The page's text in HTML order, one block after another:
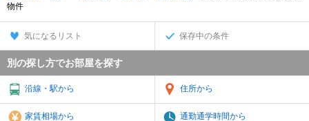
物件
気になるリスト 保存中の条件
別の探し方でお部屋を探す
沿線・駅から 住所から
家賃相場から 通勤通学時間から